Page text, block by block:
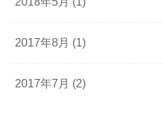
2017年8月 (1)
2017年7月 (2)